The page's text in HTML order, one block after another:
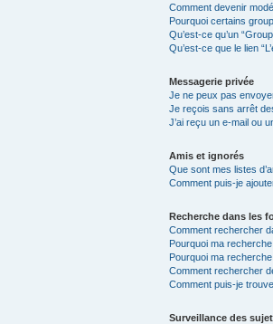
Comment devenir
Pourquoi certains
Qu’est-ce qu’un
Qu’est-ce que le lien
Messagerie privée
Je ne peux pas
Je reçois sans arrêt
J’ai reçu un e-mail ou
Amis et ignorés
Que sont mes listes
Comment puis-je
Recherche dans les
Comment rechercher
Pourquoi ma
Pourquoi ma
Comment rechercher
Comment puis-je
Surveillance des